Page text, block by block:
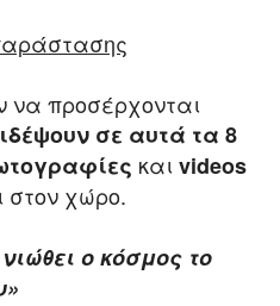
να προσέρχονται
σε αυτά τα 8
και videos
στον χώρο.
ο κόσμος το